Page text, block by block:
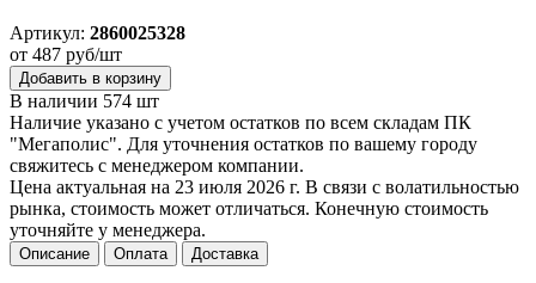
Артикул: 2860025328
от 487 руб/шт
Добавить в корзину
В наличии 574 шт
Наличие указано с учетом остатков по всем складам ПК
"Мегаполис". Для уточнения остатков по вашему городу
свяжитесь с менеджером компании.
Цена актуальная на 23 июля 2026 г. В связи с волатильностью
рынка, стоимость может отличаться. Конечную стоимость
уточняйте у менеджера.
Описание Оплата Доставка